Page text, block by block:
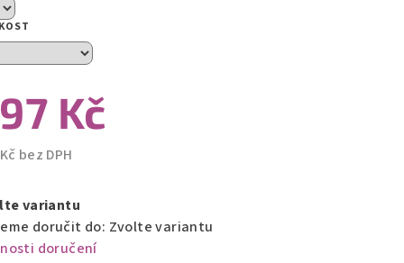
Kč
bez DPH
variantu
doručit do: Zvolte variantu
doručení